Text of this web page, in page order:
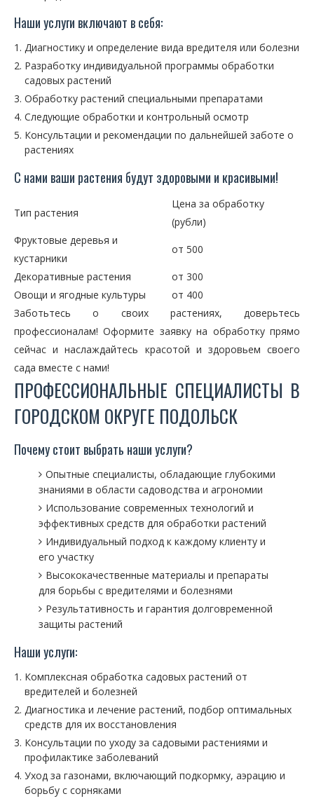
Наши услуги включают в себя:
Диагностику и определение вида вредителя или болезни
Разработку индивидуальной программы обработки
садовых растений
Обработку растений специальными препаратами
Следующие обработки и контрольный осмотр
Консультации и рекомендации по дальнейшей заботе о
растениях
С нами ваши растения будут здоровыми и красивыми!
Тип растения
Цена за обработку
(рубли)
Фруктовые деревья и
кустарники
от 500
Декоративные растения
от 300
Овощи и ягодные культуры
от 400
Заботьтесь о своих растениях, доверьтесь
профессионалам! Оформите заявку на обработку прямо
сейчас и наслаждайтесь красотой и здоровьем своего
сада вместе с нами!
ПРОФЕССИОНАЛЬНЫЕ СПЕЦИАЛИСТЫ В
ГОРОДСКОМ ОКРУГЕ ПОДОЛЬСК
Почему стоит выбрать наши услуги?
Опытные специалисты, обладающие глубокими
знаниями в области садоводства и агрономии
Использование современных технологий и
эффективных средств для обработки растений
Индивидуальный подход к каждому клиенту и
его участку
Высококачественные материалы и препараты
для борьбы с вредителями и болезнями
Результативность и гарантия долговременной
защиты растений
Наши услуги:
Комплексная обработка садовых растений от
вредителей и болезней
Диагностика и лечение растений, подбор оптимальных
средств для их восстановления
Консультации по уходу за садовыми растениями и
профилактике заболеваний
Уход за газонами, включающий подкормку, аэрацию и
борьбу с сорняками